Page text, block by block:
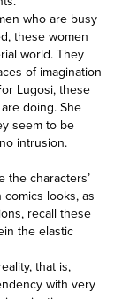
who are busy
these women
world. They
of imagination
Lugosi, these
doing. She
seem to be
intrusion.
the characters’
looks, as
recall these
the elastic
that is,
with very